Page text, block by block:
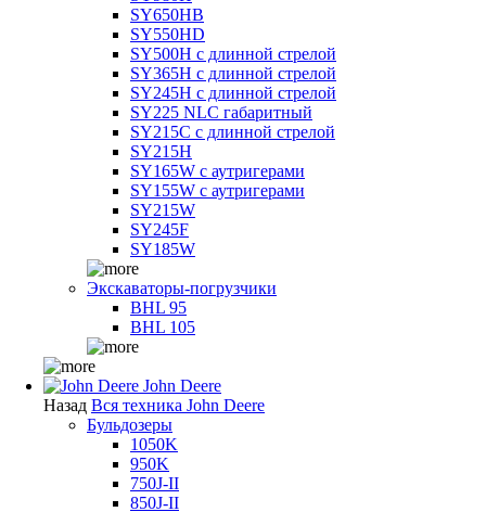
SY650HB
SY550HD
SY500H с длинной стрелой
SY365H с длинной стрелой
SY245H с длинной стрелой
SY225 NLC габаритный
SY215C с длинной стрелой
SY215H
SY165W с аутригерами
SY155W с аутригерами
SY215W
SY245F
SY185W
Экскаваторы-погрузчики
BHL 95
BHL 105
John Deere
Назад Вся техника John Deere
Бульдозеры
1050K
950K
750J-II
850J-II